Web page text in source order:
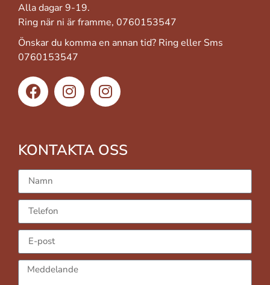
Alla dagar 9-19.
Ring när ni är framme, 0760153547
Önskar du komma en annan tid? Ring eller Sms
0760153547
KONTAKTA OSS